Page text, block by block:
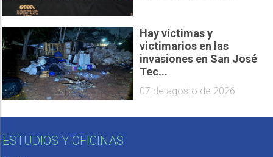
Hay víctimas y
victimarios en las
invasiones en San José
Tec...
07 de agosto de 2026
ESTUDIOS Y OFICINAS